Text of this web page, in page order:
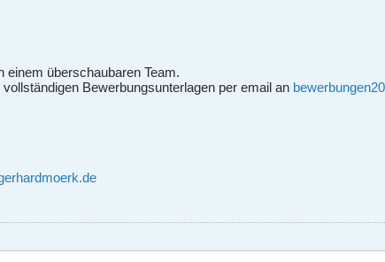
einem überschaubaren Team.
Bewerbungsunterlagen per email an